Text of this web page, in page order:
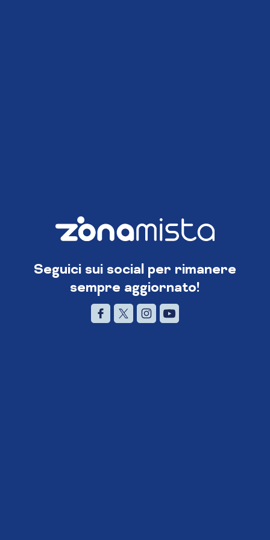
Seguici sui social per rimanere
sempre aggiornato!